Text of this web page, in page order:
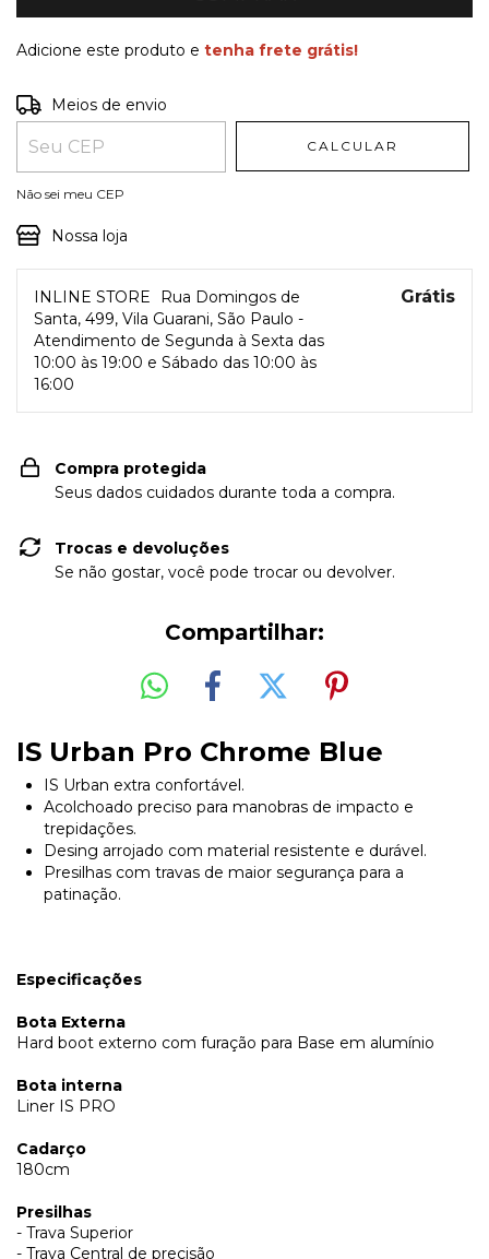
Adicione este produto e tenha frete grátis!
Entregas para o CEP:
Meios de envio
CALCULAR
Não sei meu CEP
Nossa loja
INLINE STORE
Rua Domingos de
Santa, 499, Vila Guarani, São Paulo -
Atendimento de Segunda à Sexta das
10:00 às 19:00 e Sábado das 10:00 às
16:00
Grátis
Compra protegida
Seus dados cuidados durante toda a compra.
Trocas e devoluções
Se não gostar, você pode trocar ou devolver.
Compartilhar:
IS Urban Pro Chrome Blue
IS Urban extra confortável.
Acolchoado preciso para manobras de impacto e
trepidações.
Desing arrojado com material resistente e durável.
Presilhas com travas de maior segurança para a
patinação.
Especificações
Bota Externa
Hard boot externo com furação para Base em alumínio
Bota interna
Liner IS PRO
Cadarço
180cm
Presilhas
- Trava Superior
- Trava Central de precisão